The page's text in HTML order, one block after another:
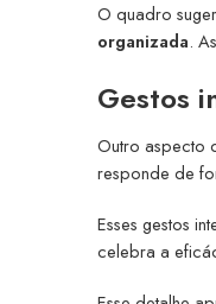
O quadro
organizada.
Gestos
Outro aspecto
responde de
Esses gestos
celebra a